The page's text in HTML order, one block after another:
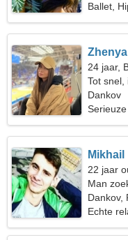
Ballet,
Zhenya
24 jaar,
Tot
Dankov
Mikhail
22 jaar
Man
Dankov,
Echte